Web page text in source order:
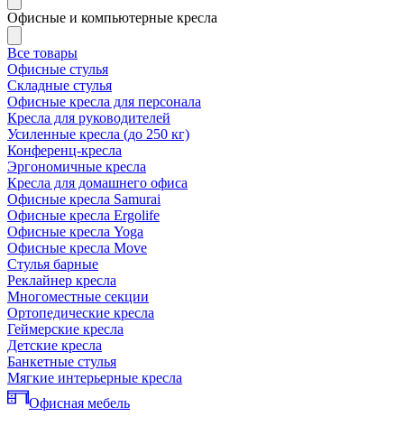
Офисные и компьютерные кресла
Все товары
Офисные стулья
Складные стулья
Офисные кресла для персонала
Кресла для руководителей
Усиленные кресла (до 250 кг)
Конференц-кресла
Эргономичные кресла
Кресла для домашнего офиса
Офисные кресла Samurai
Офисные кресла Ergolife
Офисные кресла Yoga
Офисные кресла Move
Стулья барные
Реклайнер кресла
Многоместные секции
Ортопедические кресла
Геймерские кресла
Детские кресла
Банкетные стулья
Мягкие интерьерные кресла
Офисная мебель